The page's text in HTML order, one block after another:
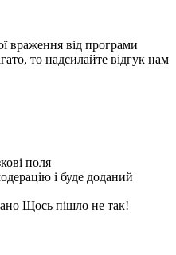
враження від програми
то надсилайте відгук нам
поля
і буде доданий
Щось пішло не так!